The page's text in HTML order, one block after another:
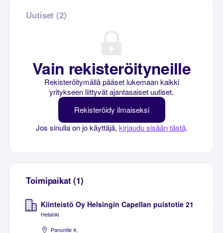
Uutiset (2)
Vain rekisteröityneille
Rekisteröitymällä pääset lukemaan kaikki
yritykseen liittyvät ajantasaiset uutiset.
Rekisteröidy ilmaiseksi
Jos sinulla on jo käyttäjä, kirjaudu sisään tästä.
Toimipaikat (1)
Kiinteistö Oy Helsingin Capellan puistotie 21
Helsinki
Panuntie 4,